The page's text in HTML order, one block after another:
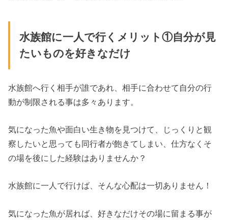
水族館に一人で行くメリット①自分が見
たいものを好きなだけ
水族館へ行く相手が誰であれ、相手に合わせて自分の行
動が制限される事は多々あります。
気になった魚や面白い生き物を見つけて、じっくりと観
察したいと思っても同行者が飽きてしまい、仕方なくそ
の場を後にした経験はありませんか？
水族館に一人で行けば、そんな心配は一切ありません！
気になった魚が居れば、好きなだけその場に留まる事が